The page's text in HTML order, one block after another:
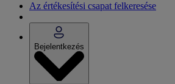
Az értékesítési csapat felkeresése
Bejelentkezés